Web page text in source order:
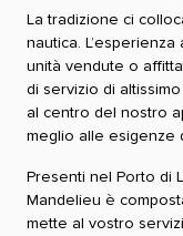
La tradizione ci
nautica.
unità vendute o
di servizio di
al centro del nostro
meglio alle esigenze
Presenti nel Porto di
Mandelieu è
mette al vostro